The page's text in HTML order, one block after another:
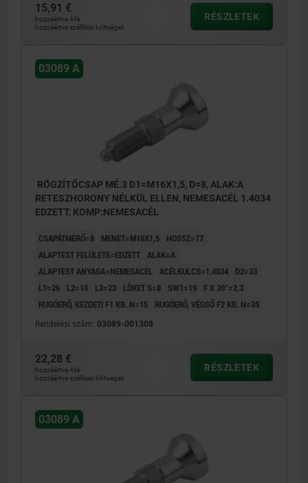
15,91 €
hozzáértve Áfa
hozzáértve szállítási költségek
RÉSZLETEK
03089 A
RÖGZÍTŐCSAP MÉ.3 D1=M16X1,5, D=8, ALAK:A
RETESZHORONY NÉLKÜL ELLEN, NEMESACÉL 1.4034
EDZETT, KOMP:NEMESACÉL
CSAPÁTMÉRŐ=8 MENET=M16X1,5
HOSSZ=77
ALAPTEST FELÜLETE=EDZETT
ALAK=A
ALAPTEST ANYAGA=NEMESACÉL
ACÉLKULCS=1.4034
D2=33
L1=26
L2=10 L3=23 LÖKET S=8 SW1=19
F X 30°=2,3
RUGÓERŐ, KEZDETI F1 KB. N=15
RUGÓERŐ, VÉGSŐ F2 KB. N=35
Rendelési szám: 03089-001308
22,28 €
hozzáértve Áfa
hozzáértve szállítási költségek
RÉSZLETEK
03089 A